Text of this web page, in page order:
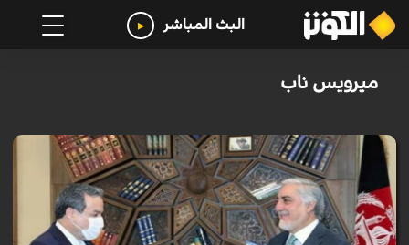
البث المباشر
ميرويس ناب